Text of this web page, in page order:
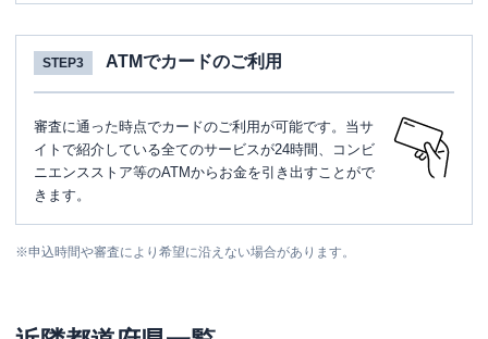
STEP3 ATMでカードのご利用
審査に通った時点でカードのご利用が可能です。当サ
イトで紹介している全てのサービスが24時間、コンビ
ニエンスストア等のATMからお金を引き出すことがで
きます。
※申込時間や審査により希望に沿えない場合があります。